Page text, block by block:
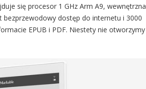
się procesor 1 GHz Arm A9, wewnętrzna
bezprzewodowy dostęp do internetu i 3000
EPUB i PDF. Niestety nie otworzymy